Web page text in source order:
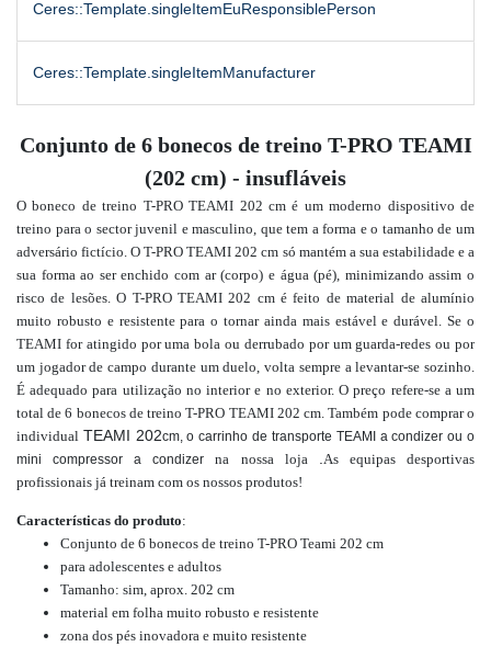
Ceres::Template.singleItemEuResponsiblePerson
Ceres::Template.singleItemManufacturer
Conjunto de 6 bonecos de treino T-PRO TEAMI
(202 cm) - insufláveis
O boneco de treino T-PRO TEAMI 202 cm é um moderno dispositivo de
treino para o sector juvenil e masculino, que tem a forma e o tamanho de um
adversário fictício. O T-PRO TEAMI 202 cm só mantém a sua estabilidade e a
sua forma ao ser enchido com ar (corpo) e água (pé), minimizando assim o
risco de lesões. O T-PRO TEAMI 202 cm é feito de material de alumínio
muito robusto e resistente para o tornar ainda mais estável e durável. Se o
TEAMI for atingido por uma bola ou derrubado por um guarda-redes ou por
um jogador de campo durante um duelo, volta sempre a levantar-se sozinho.
É adequado para utilização no interior e no exterior. O preço refere-se a um
total de 6 bonecos de treino T-PRO TEAMI 202 cm. Também pode compraro
individual TEAMI 202cm, o carrinho de transporte TEAMI a condizer ou o
mini compressor a condizer na nossa loja
As equipas desportivas
profissionais já treinam com os nossos produtos!
Características do produto:
Conjunto de 6 bonecos de treino T-PRO Teami 202 cm
para adolescentes e adultos
Tamanho: sim, aprox. 202 cm
material em folha muito robusto e resistente
zona dos pés inovadora e muito resistente